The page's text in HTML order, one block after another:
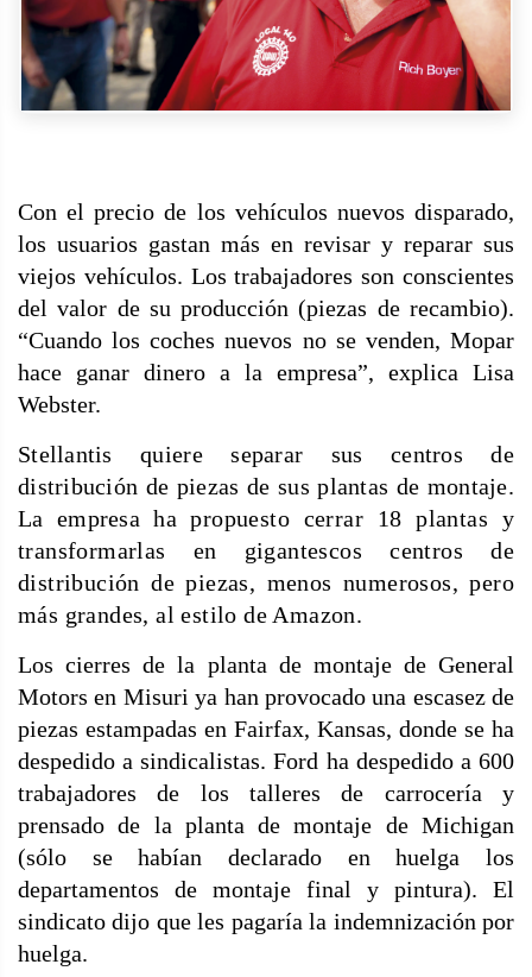
Con el precio de los vehículos nuevos disparado,
los usuarios gastan más en revisar y reparar sus
viejos vehículos. Los trabajadores son conscientes
del valor de su producción (piezas de recambio).
“Cuando los coches nuevos no se venden, Mopar
hace ganar dinero a la empresa”, explica Lisa
Webster.
Stellantis quiere separar sus centros de
distribución de piezas de sus plantas de montaje.
La empresa hapropuesto cerrar 18 plantas y
transformarlas en gigantescos centros de
distribución de piezas, menos numerosos, pero
más grandes, al estilo de Amazon.
Los cierres de la planta de montaje de General
Motors en Misuri ya han provocado una escasez de
piezas estampadas en Fairfax, Kansas, donde se ha
despedido a sindicalistas. Ford ha despedido a 600
trabajadores de los talleres de carrocería y
prensado de la planta de montaje de Michigan
(sólo se habían declarado en huelga los
departamentos de montaje final y pintura). El
sindicato dijo que les pagaría la indemnización por
huelga.